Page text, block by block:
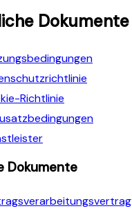
Dokumente
Richtlinie
Dokumente